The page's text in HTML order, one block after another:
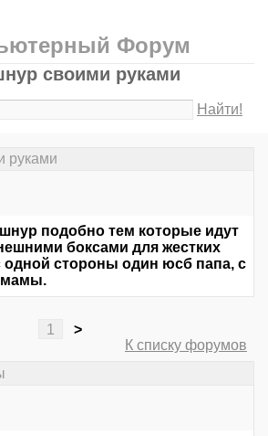
Форум
своими руками
Найти!
руками
шнур подобно тем которые идут
боксами для жестких
одной стороны один юсб папа, с
мамы.
1
>
К списку форумов